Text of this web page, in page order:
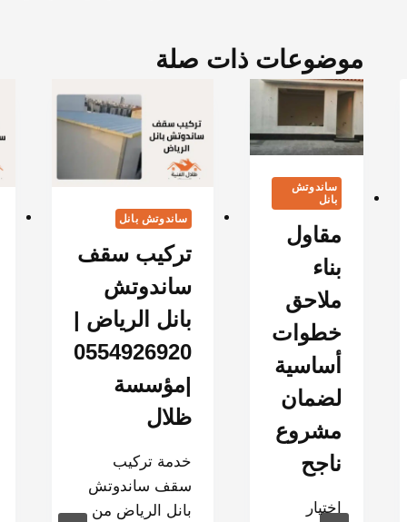
موضوعات ذات صلة
ساندوتش
بانل
مقاول
بناء
ملاحق
خطوات
أساسية
لضمان
مشروع
ناجح
اختيار
ساندوتش بانل
تركيب سقف
ساندوتش
بانل الرياض |
0554926920
|مؤسسة
ظلال
خدمة تركيب
سقف ساندوتش
بانل الرياض من